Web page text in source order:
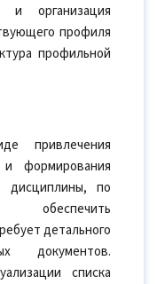
и организация
профиля
профильной
привлечения
формирования
дисциплины, по
детального
документов.
списка